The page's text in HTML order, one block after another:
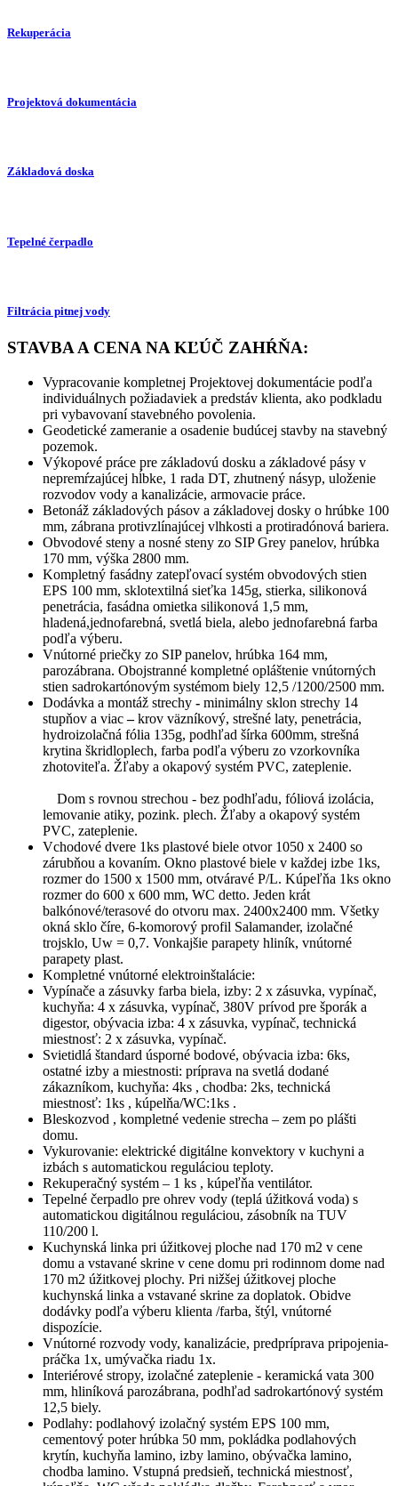
Rekuperácia
Projektová dokumentácia
Základová doska
Tepelné čerpadlo
Filtrácia pitnej vody
STAVBA A CENA NA KĽÚČ ZAHŔŇA:
Vypracovanie kompletnej Projektovej dokumentácie podľa
individuálnych požiadaviek a predstáv klienta, ako podkladu
pri vybavovaní stavebného povolenia.
Geodetické zameranie a osadenie budúcej stavby na stavebný
pozemok.
Výkopové práce pre základovú dosku a základové pásy v
nepremŕzajúcej hĺbke, 1 rada DT, zhutnený násyp, uloženie
rozvodov vody a kanalizácie, armovacie práce.
Betonáž základových pásov a základovej dosky o hrúbke 100
mm, zábrana protivzlínajúcej vlhkosti a protiradónová bariera.
Obvodové steny a nosné steny zo SIP Grey panelov, hrúbka
170 mm, výška 2800 mm.
Kompletný fasádny zatepľovací systém obvodových stien
EPS 100 mm, sklotextilná sieťka 145g, stierka, silikonová
penetrácia, fasádna omietka silikonová 1,5 mm,
hladená,jednofarebná, svetlá biela, alebo jednofarebná farba
podľa výberu.
Vnútorné priečky zo SIP panelov, hrúbka 164 mm,
parozábrana. Obojstranné kompletné opláštenie vnútorných
stien sadrokartónovým systémom biely 12,5 /1200/2500 mm.
Dodávka a montáž strechy - minimálny sklon strechy 14
stupňov a viac–krov väzníkový, strešné laty, penetrácia,
hydroizolačná fólia 135g, podhľad šírka 600mm, strešná
krytina škridloplech, farba podľa výberu zo vzorkovníka
zhotoviteľa. Žľaby a okapový systém PVC, zateplenie.
Dom s rovnou strechou - bez podhľadu, fóliová izolácia,
lemovanie atiky, pozink. plech. Žľaby a okapový systém
PVC, zateplenie.
Vchodové dvere 1ks plastové biele otvor 1050 x 2400 so
zárubňou a kovaním. Okno plastové biele v každej izbe 1ks,
rozmer do 1500 x 1500 mm, otváravé P/L. Kúpeľňa 1ks okno
rozmer do 600 x 600 mm, WC detto. Jeden krát
balkónové/terasové do otvoru max. 2400x2400 mm. Všetky
okná sklo číre, 6-komorový profil Salamander, izolačné
trojsklo, Uw = 0,7. Vonkajšie parapety hliník, vnútorné
parapety plast.
Kompletné vnútorné elektroinštalácie:
Vypínače a zásuvky farba biela, izby: 2 x zásuvka, vypínač,
kuchyňa: 4 x zásuvka, vypínač, 380V prívod pre šporák a
digestor, obývacia izba: 4 x zásuvka, vypínač, technická
miestnosť: 2 x zásuvka, vypínač.
Svietidlá štandard úsporné bodové, obývacia izba: 6ks,
ostatné izby a miestnosti: príprava na svetlá dodané
zákazníkom, kuchyňa: 4ks , chodba: 2ks, technická
miestnosť: 1ks , kúpelňa/WC:1ks .
Bleskozvod , kompletné vedenie strecha – zem po plášti
domu.
Vykurovanie: elektrické digitálne konvektory v kuchyni a
izbách s automatickou reguláciou teploty.
Rekuperačný systém – 1 ks , kúpeľňa ventilátor.
Tepelné čerpadlo pre ohrev vody (teplá úžitková voda) s
automatickou digitálnou reguláciou, zásobník na TUV
110/200 l.
Kuchynská linka pri úžitkovej ploche nad 170 m2 v cene
domu a vstavané skrine v cene domu pri rodinnom dome nad
170 m2 úžitkovej plochy. Pri nižšej úžitkovej ploche
kuchynská linka a vstavané skrine za doplatok. Obidve
dodávky podľa výberu klienta /farba, štýl, vnútorné
dispozície.
Vnútorné rozvody vody, kanalizácie, predpríprava pripojenia-
práčka 1x, umývačka riadu 1x.
Interiérové stropy, izolačné zateplenie - keramická vata 300
mm, hliníková parozábrana, podhľad sadrokartónový systém
12,5 biely.
Podlahy: podlahový izolačný systém EPS 100 mm,
cementový poter hrúbka 50 mm, pokládka podlahových
krytín, kuchyňa lamino, izby lamino, obývačka lamino,
chodba lamino. Vstupná predsieň, technická miestnosť,